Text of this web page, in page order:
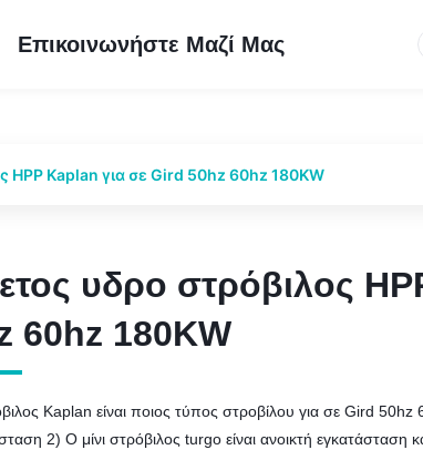
Επικοινωνήστε Μαζί Μας
HPP Kaplan για σε Gird 50hz 60hz 180KW
υδρο στρόβιλος
60hz 180KW
υδρο στρόβιλος
60hz 180KW
Kaplan είναι ποιος τύπος στροβίλου για σε Gird
2) Ο μίνι στρόβιλος turgo είναι ανοικτή εγκατάσταση